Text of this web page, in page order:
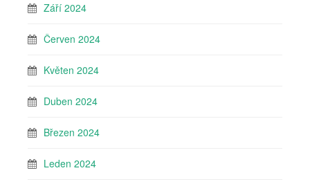
Září 2024
Červen 2024
Květen 2024
Duben 2024
Březen 2024
Leden 2024